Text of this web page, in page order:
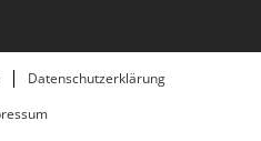
Datenschutzerklärung